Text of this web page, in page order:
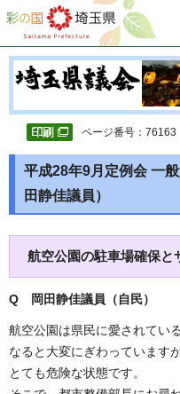
彩の国 埼玉県
ページ番号：76163
平成28年9月定例会 一
田静佳議員）
航空公園の駐車場確保と
Q 岡田静佳議員（自民）
航空公園は県民に愛されてい
なると大変にぎわっています
とても危険な状態です。